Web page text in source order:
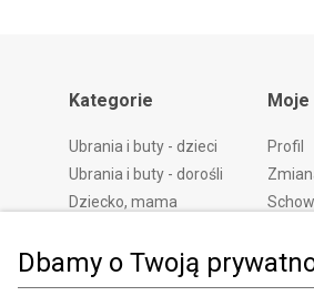
Dbamy o Twoją
Kategorie
Ubrania i buty - dzieci
Ubrania i buty - dorośli
Dziecko, mama
Książki
Zdrowie i uroda
Moje
Profil
Edycja